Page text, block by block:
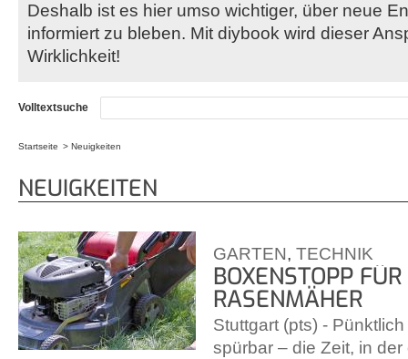
Deshalb ist es hier umso wichtiger, über neue
informiert zu bleben. Mit diybook wird dieser
Wirklichkeit!
Volltextsuche
Startseite Neuigkeiten
NEUIGKEITEN
GARTEN, TECHNIK
BOXENSTOPP
RASENMÄHER
Stuttgart (pts) -
spürbar – die Zeit, in